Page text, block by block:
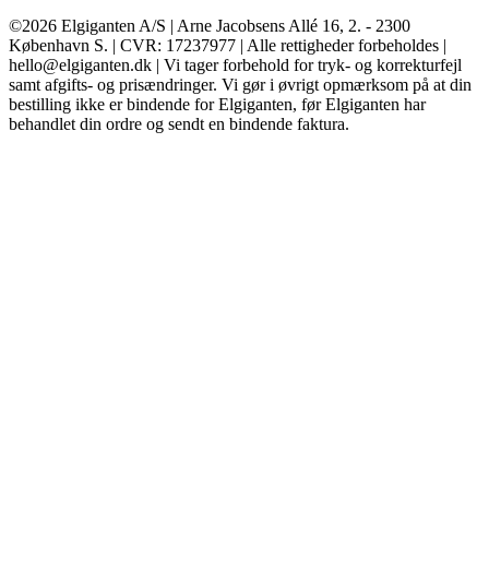
©2026 Elgiganten A/S | Arne Jacobsens Allé 16, 2. - 2300
København S. | CVR: 17237977 | Alle rettigheder forbeholdes |
hello@elgiganten.dk | Vi tager forbehold for tryk- og korrekturfejl
samt afgifts- og prisændringer. Vi gør i øvrigt opmærksom på at din
bestilling ikke er bindende for Elgiganten, før Elgiganten har
behandlet din ordre og sendt en bindende faktura.